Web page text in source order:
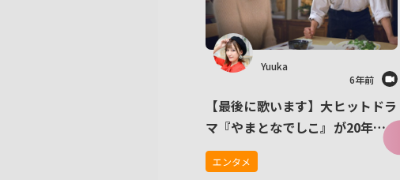
Yuuka
6年前
【最後に歌います】大ヒットドラ
マ『やまとなでしこ』が20年ぶ
りに復活！キャスターYuukaの歌
声も必見です！
エンタメ